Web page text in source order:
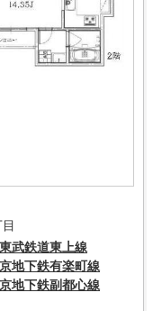
東武鉄道東上線
地下鉄有楽町線
地下鉄副都心線